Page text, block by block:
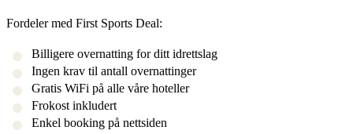
Fordeler med First Sports Deal:
Billigere overnatting for ditt idrettslag
Ingen krav til antall overnattinger
Gratis WiFi på alle våre hoteller
Frokost inkludert
Enkel booking på nettsiden